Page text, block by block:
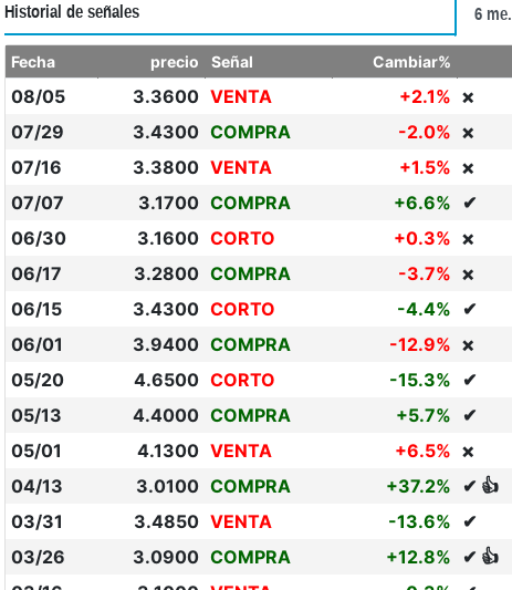
Historial de señales 6 me.
Fecha precio Señal Cambiar%
08/05 3.3600 VENTA +2.1% ❌
07/29
3.4300 COMPRA -2.0% ❌
07/16
3.3800 VENTA +1.5% ❌
07/07
3.1700 COMPRA +6.6% ✔
06/30
3.1600 CORTO +0.3% ❌
06/17
3.2800 COMPRA -3.7% ❌
06/15
3.4300 CORTO -4.4% ✔
06/01
3.9400 COMPRA -12.9% ❌
05/20
4.6500 CORTO -15.3% ✔
05/13
4.4000 COMPRA +5.7% ✔
05/01
4.1300 VENTA +6.5% ❌
04/13
3.0100 COMPRA +37.2% ✔ 👍
03/31
3.4850 VENTA -13.6% ✔
03/26
3.0900 COMPRA +12.8% ✔ 👍